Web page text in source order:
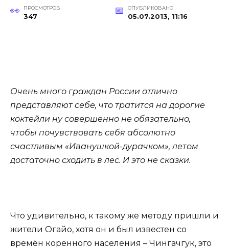
ПРОСМОТРОВ
347
ОПУБЛИКОВАНО
05.07.2013, 11:16
Очень много граждан России отлично
представляют себе, что тратится на дорогие
коктейли ну совершенно не обязательно,
чтобы почувствовать себя абсолютно
счастливым «Иванушкой-дурачком», летом
достаточно сходить в лес. И это не сказки.
Что удивительно, к такому же методу пришли и
жители Огайо, хотя он и был известен со
времён коренного населения – Чингачгук, это